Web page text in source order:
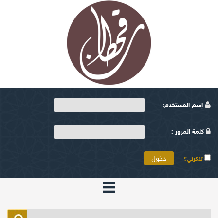
إسم المستخدم:
كلمة المرور :
تذكرني؟